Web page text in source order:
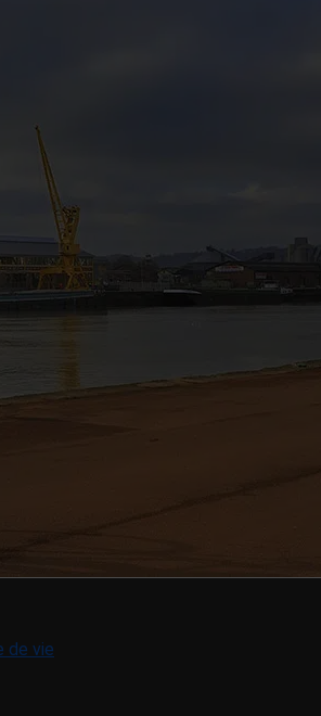
en commun…
aux 40.000 étudiants accueillis
au sein des 10 établissements
de vie